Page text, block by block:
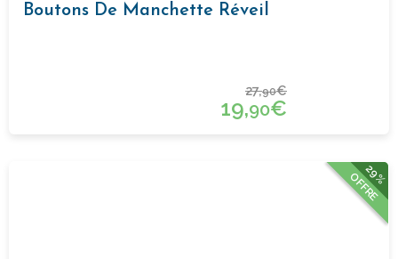
Boutons De Manchette Réveil
27,90€
19,90€
29%
OFFRE